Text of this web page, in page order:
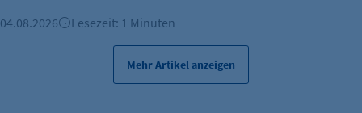
04.08.2026 Lesezeit: 1 Minuten
Mehr Artikel anzeigen